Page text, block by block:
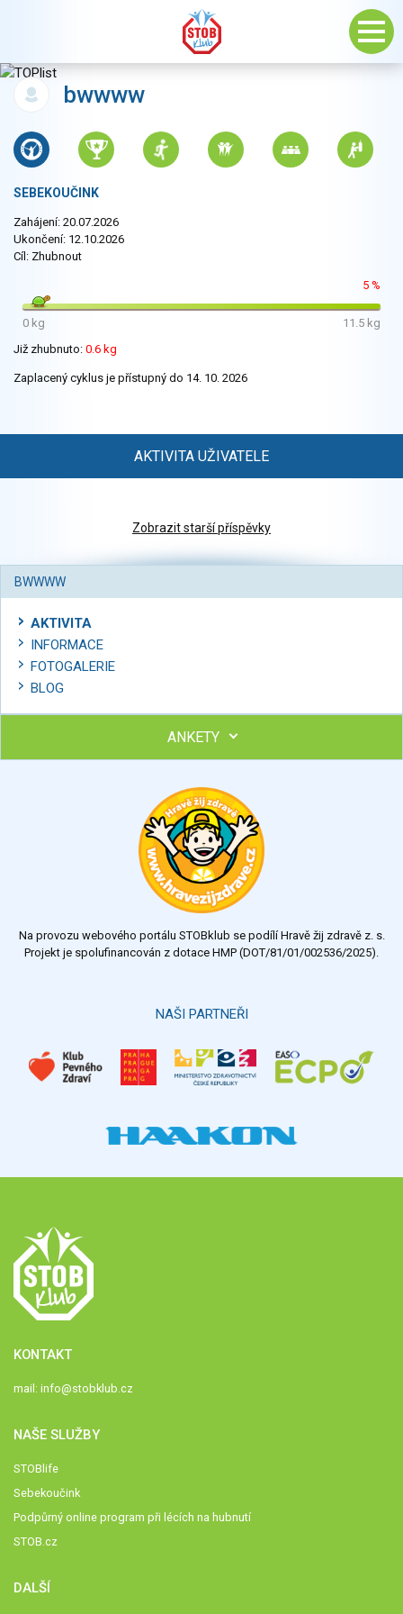
bwwww
SEBEKOUČINK
Zahájení: 20.07.2026
Ukončení: 12.10.2026
Cíl: Zhubnout
5 %
0 kg
11.5 kg
Již zhubnuto: 0.6 kg
Zaplacený cyklus je přístupný do 14. 10. 2026
AKTIVITA UŽIVATELE
Zobrazit starší příspěvky
BWWWW
AKTIVITA
INFORMACE
FOTOGALERIE
BLOG
ANKETY
Výsledky Všechny ankety
Na provozu webového portálu STOBklub se podílí Hravě žij zdravě z. s.
Projekt je spolufinancován z dotace HMP (DOT/81/01/002536/2025).
NAŠI PARTNEŘI
KONTAKT
mail: info@stobklub.cz
NAŠE SLUŽBY
STOBlife
Sebekoučink
Podpůrný online program při lécích na hubnutí
STOB.cz
DALŠÍ